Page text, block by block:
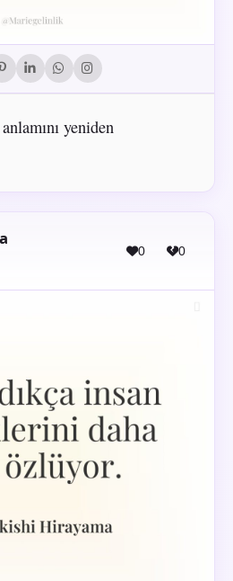
yeniden
0 0